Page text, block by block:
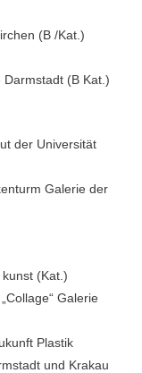
(B /Kat.)
Darmstadt (B Kat.)
der Universität
Galerie der
(Kat.)
Galerie
Plastik
und Krakau